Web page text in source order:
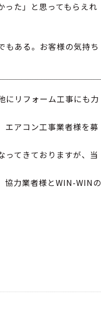
った」と思ってもらえれ
もある。お客様の気持ち
にリフォーム工事にも力
エアコン工事業者様を募
ってきておりますが、当
協力業者様とWIN-WINの